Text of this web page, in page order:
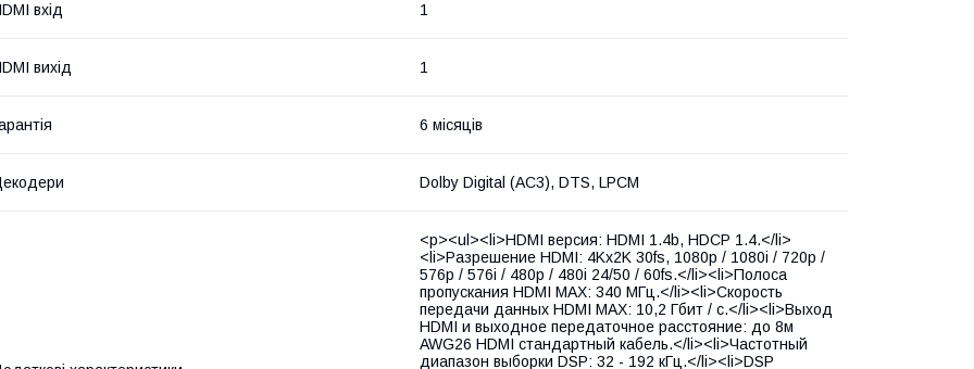
вхід 1
вихід 1
6 місяців
Dolby Digital (AC3), DTS, LPCM
<p><ul><li>HDMI версия: HDMI 1.4b, HDCP 1.4.</li>
<li>Разрешение HDMI: 4Kx2K 30fs, 1080p / 1080i / 720p /
576p / 576i / 480p / 480i 24/50 / 60fs.</li><li>Полоса
пропускания HDMI MAX: 340 МГц.</li><li>Скорость
передачи данных HDMI MAX: 10,2 Гбит / с.</li><li>Выход
HDMI и выходное передаточное расстояние: до 8м
AWG26 HDMI стандартный кабель.</li><li>Частотный
диапазон выборки DSP: 32 - 192 кГц.</li><li>DSP